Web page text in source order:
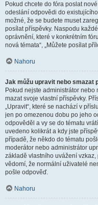
Pokud chcete do fóra poslat
odeslání odpovědi do
možné, že se budete muset
posílat příspěvky. Naspodu
oprávnění, které v konkrétním
nová témata“, „Můžete posílat
Nahoru
Jak můžu upravit nebo smazat
Pokud nejste administrátor
mazat svoje vlastní příspěvky.
„Upravit“, které se nachází v
jen po omezenou dobu po jeho
odpověděl a vy se do tématu
uvedeno kolikrát a kdy jste
případě, že někdo do tématu
moderátor nebo administrátor
základě vlastního uvážení
vědomí, že normální uživatelé
pošle odpověď.
Nahoru